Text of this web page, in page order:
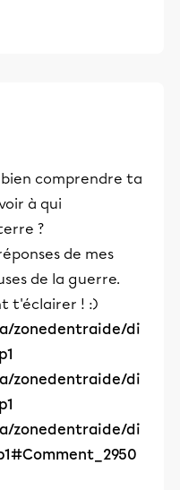
comprendre ta
à qui
?
de mes
de la guerre.
t'éclairer ! :)
zonedentraide/di
zonedentraide/di
zonedentraide/di